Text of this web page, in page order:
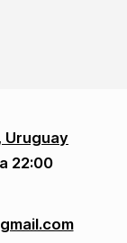
Uruguay
22:00